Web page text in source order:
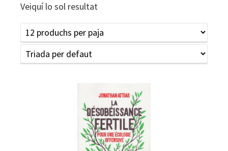
Veiquí lo sol resultat